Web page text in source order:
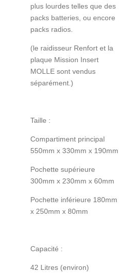
plus lourdes telles que des
packs batteries, ou encore
packs radios.
(le raidisseur Renfort et la
plaque Mission Insert
MOLLE sont vendus
séparément.)
Taille :
Compartiment principal
550mm x 330mm x 190mm
Pochette supérieure
300mm x 230mm x 60mm
Pochette inférieure 180mm
x 250mm x 80mm
Capacité :
42 Litres (environ)